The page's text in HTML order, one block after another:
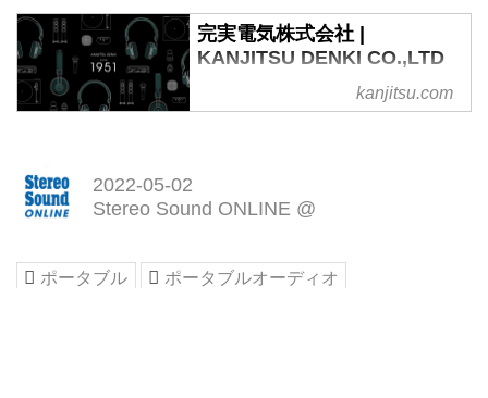
完実電気株式会社 |
KANJITSU DENKI CO.,LTD
世界のオーディオ・ヘッドホンを
「感動」とともにお届けする
kanjitsu.com
2022-05-02
Stereo Sound ONLINE @
ポータブル
ポータブルオーディオ